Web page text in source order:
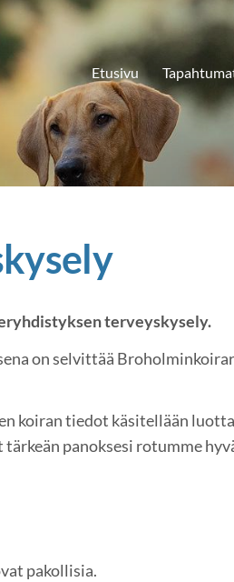
Etusivu
terveyskysely.
on selvittää
koiran tiedot käsitellään
tärkeän panoksesi rotumme
pakollisia.